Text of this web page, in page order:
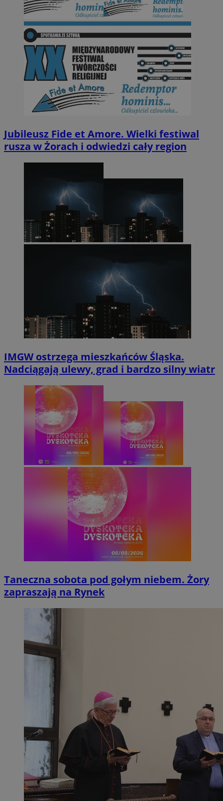
Jubileusz Fide et Amore. Wielki festiwal
rusza w Żorach i odwiedzi cały region
IMGW ostrzega mieszkańców Śląska.
Nadciągają ulewy, grad i bardzo silny wiatr
Taneczna sobota pod gołym niebem. Żory
zapraszają na Rynek